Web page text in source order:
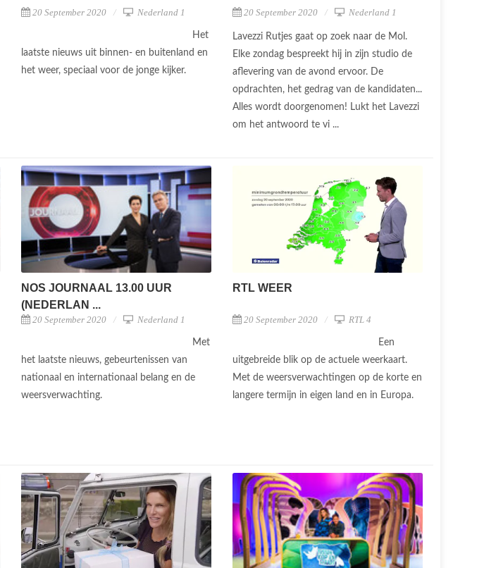
20 September 2020 Nederland 1
Het
laatste nieuws uit binnen- en buitenland en
het weer, speciaal voor de jonge kijker.
20 September 2020 Nederland 1
Lavezzi Rutjes gaat op zoek naar de Mol.
Elke zondag bespreekt hij in zijn studio de
aflevering van de avond ervoor. De
opdrachten, het gedrag van de kandidaten...
Alles wordt doorgenomen! Lukt het Lavezzi
om het antwoord te vi ...
NOS JOURNAAL 13.00 UUR
(NEDERLAN ...
20 September 2020 Nederland 1
Met
het laatste nieuws, gebeurtenissen van
nationaal en internationaal belang en de
weersverwachting.
RTL WEER
20 September 2020 RTL 4
Een
uitgebreide blik op de actuele weerkaart.
Met de weersverwachtingen op de korte en
langere termijn in eigen land en in Europa.